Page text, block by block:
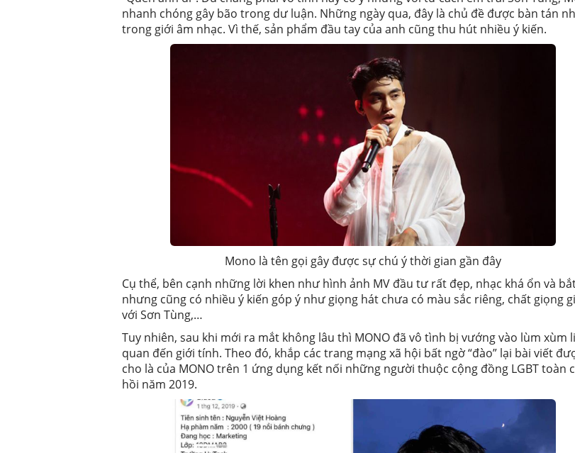
nhanh chóng gây bão trong dư luận. Những ngày qua, đây là chủ đề được bàn tán
trong giới âm nhạc. Vì thế, sản phẩm đầu tay của anh cũng thu hút nhiều ý kiến.
Mono là tên gọi gây được sự chú ý thời gian gần đây
Cụ thể, bên cạnh những lời khen như hình ảnh MV đầu tư rất đẹp, nhạc khá ổn và
nhưng cũng có nhiều ý kiến góp ý như giọng hát chưa có màu sắc riêng, chất giọng
với Sơn Tùng,…
Tuy nhiên, sau khi mới ra mắt không lâu thì MONO đã vô tình bị vướng vào lùm xùm
quan đến giới tính. Theo đó, khắp các trang mạng xã hội bất ngờ “đào” lại bài viết
cho là của MONO trên 1 ứng dụng kết nối những người thuộc cộng đồng LGBT toàn
hồi năm 2019.